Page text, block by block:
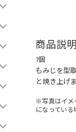
商品説明
1個
もみじを型
と焼き上げ
※写真はイメ
になってい